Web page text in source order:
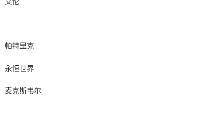
帕特里克
永恒世界
麦克斯韦尔